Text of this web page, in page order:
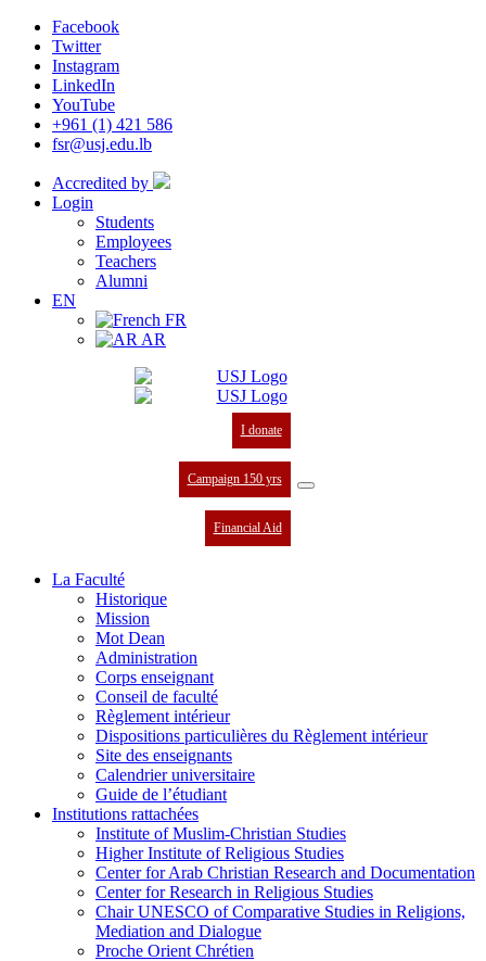
Facebook
Twitter
Instagram
LinkedIn
YouTube
+961 (1) 421 586
fsr@usj.edu.lb
Accredited by
Login
Students
Employees
Teachers
Alumni
EN
FR
AR
I donate
Campaign 150 yrs
Financial Aid
La Faculté
Historique
Mission
Mot Dean
Administration
Corps enseignant
Conseil de faculté
Règlement intérieur
Dispositions particulières du Règlement intérieur
Site des enseignants
Calendrier universitaire
Guide de l’étudiant
Institutions rattachées
Institute of Muslim-Christian Studies
Higher Institute of Religious Studies
Center for Arab Christian Research and Documentation
Center for Research in Religious Studies
Chair UNESCO of Comparative Studies in Religions,
Mediation and Dialogue
Proche Orient Chrétien